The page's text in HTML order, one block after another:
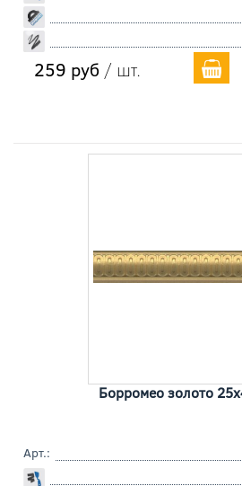
259 руб / шт.
Борромео золото
Арт.: